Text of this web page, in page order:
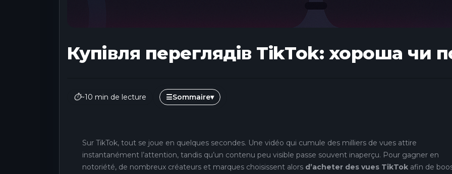
Купівля переглядів TikTok: хороша чи
⏱~10 min de lecture ☰Sommaire▾
Sur TikTok, tout se joue en quelques secondes. Une vidéo qui cumule des milliers de vues attire
instantanément l’attention, tandis qu’un contenu peu visible passe souvent inaperçu. Pour gagner en
notoriété, de nombreux créateurs et marques choisissent alors d’acheter des vues TikTok afin de